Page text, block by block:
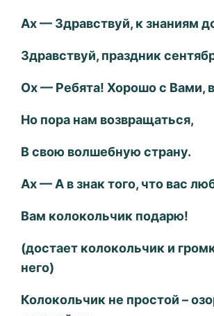
Ах — Здравствуй, к знаниям
Здравствуй, праздник
Ох — Ребята! Хорошо с Вами,
Но пора нам возвращаться,
В свою волшебную страну.
Ах — А в знак того, что вас
Вам колокольчик подарю!
(достает колокольчик и
него)
Колокольчик не простой –